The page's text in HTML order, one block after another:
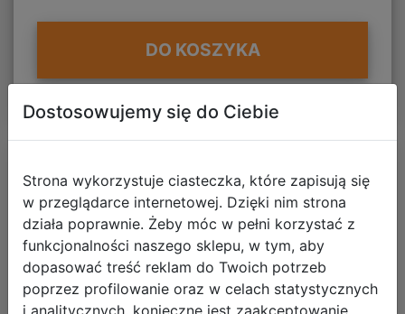
DO KOSZYKA
Dostosowujemy się do Ciebie
Strona wykorzystuje ciasteczka, które zapisują się
w przeglądarce internetowej. Dzięki nim strona
działa poprawnie. Żeby móc w pełni korzystać z
funkcjonalności naszego sklepu, w tym, aby
dopasować treść reklam do Twoich potrzeb
poprzez profilowanie oraz w celach statystycznych
i analitycznych, konieczne jest zaakceptowanie